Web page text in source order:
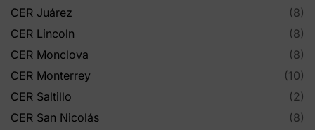
CER Juárez
(8)
CER Lincoln
(8)
CER Monclova
(8)
CER Monterrey
(10)
CER Saltillo
(2)
CER San Nicolás
(8)